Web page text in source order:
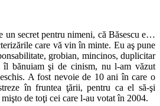
un secret pentru nimeni, că Băsescu e…
care vă vin în minte. Eu aş pune
grobian, mincinos, duplicitar
îl bănuiam şi de cinism, nu l-am văzut
A fost nevoie de 10 ani în care o
în fruntea ţării, pentru ca el să-şi
de toţi cei care l-au votat în 2004.